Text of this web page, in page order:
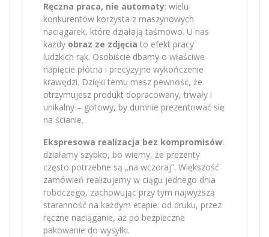
Ręczna praca, nie automaty: wielu
konkurentów korzysta z maszynowych
naciągarek, które działają taśmowo. U nas
każdy obraz ze zdjęcia to efekt pracy
ludzkich rąk. Osobiście dbamy o właściwe
napięcie płótna i precyzyjne wykończenie
krawędzi. Dzięki temu masz pewność, że
otrzymujesz produkt dopracowany, trwały i
unikalny – gotowy, by dumnie prezentować się
na ścianie.
Ekspresowa realizacja bez kompromisów:
działamy szybko, bo wiemy, że prezenty
często potrzebne są „na wczoraj”. Większość
zamówień realizujemy w ciągu jednego dnia
roboczego, zachowując przy tym najwyższą
staranność na każdym etapie: od druku, przez
ręczne naciąganie, aż po bezpieczne
pakowanie do wysyłki.